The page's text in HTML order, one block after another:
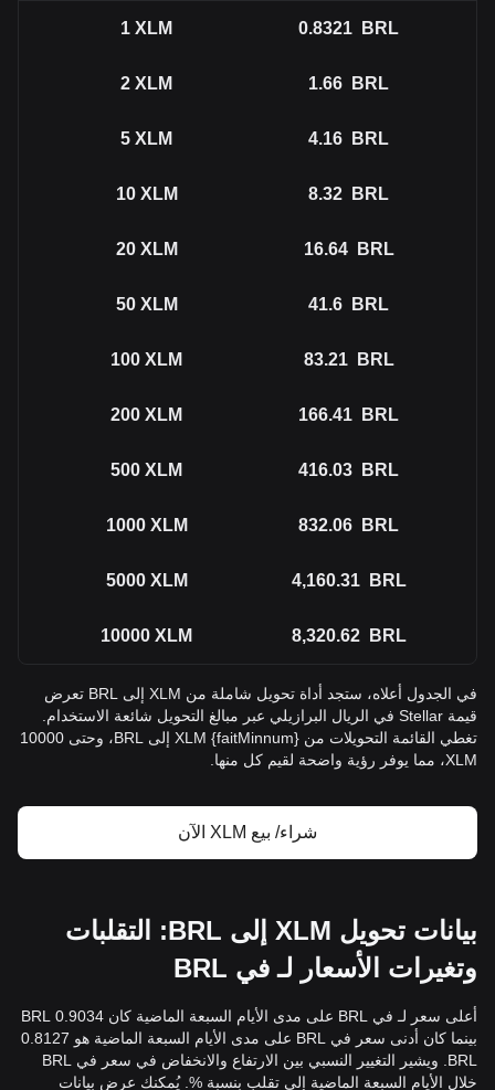
1 XLM 0.8321 BRL
2 XLM 1.66 BRL
5 XLM 4.16 BRL
10 XLM 8.32 BRL
20 XLM 16.64 BRL
50 XLM 41.6 BRL
100 XLM 83.21 BRL
200 XLM 166.41 BRL
500 XLM 416.03 BRL
1000 XLM 832.06 BRL
5000 XLM 4,160.31 BRL
10000 XLM 8,320.62 BRL
في الجدول أعلاه، ستجد أداة تحويل شاملة من XLM إلى BRL تعرض
قيمة Stellar في الريال البرازيلي عبر مبالغ التحويل شائعة الاستخدام.
تغطي القائمة التحويلات من {faitMinnum} XLM إلى BRL، وحتى 10000
XLM، مما يوفر رؤية واضحة لقيم كل منها.
شراء/ بيع XLM الآن
بيانات تحويل XLM إلى BRL: التقلبات
وتغيرات الأسعار لـ في BRL
أعلى سعر لـ في BRL على مدى الأيام السبعة الماضية كان 0.9034 BRL
بينما كان أدنى سعر في BRL على مدى الأيام السبعة الماضية هو 0.8127
BRL. ويشير التغيير النسبي بين الارتفاع والانخفاض في سعر في BRL
خلال الأيام السبعة الماضية إلى تقلب بنسبة %. يُمكنك عرض بيانات